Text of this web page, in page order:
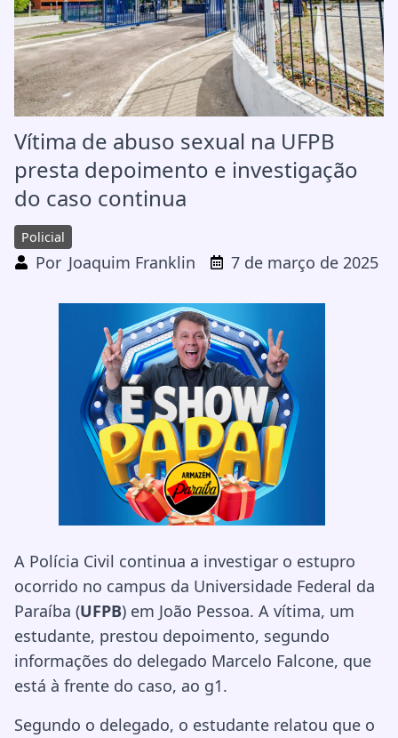
Vítima de abuso sexual na UFPB
presta depoimento e investigação
do caso continua
Policial
Por Joaquim Franklin 7 de março de 2025
A Polícia Civil continua a investigar o estupro
ocorrido no campus da Universidade Federal da
Paraíba (UFPB) em João Pessoa. A vítima, um
estudante, prestou depoimento, segundo
informações do delegado Marcelo Falcone, que
está à frente do caso, ao g1.
Segundo o delegado, o estudante relatou que o